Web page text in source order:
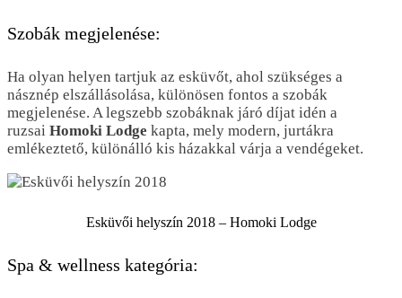
Szobák megjelenése:
Ha olyan helyen tartjuk az esküvőt, ahol szükséges a
násznép elszállásolása, különösen fontos a szobák
megjelenése. A legszebb szobáknak járó díjat idén a
ruzsai Homoki Lodge kapta, mely modern, jurtákra
emlékeztető, különálló kis házakkal várja a vendégeket.
Esküvői helyszín 2018 – Homoki Lodge
Spa & wellness kategória: